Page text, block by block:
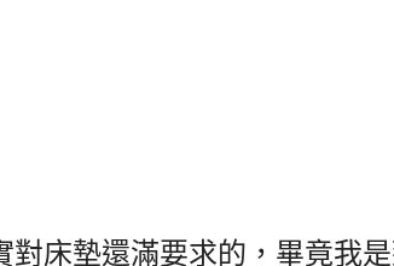
對床墊還滿要求的，畢竟我